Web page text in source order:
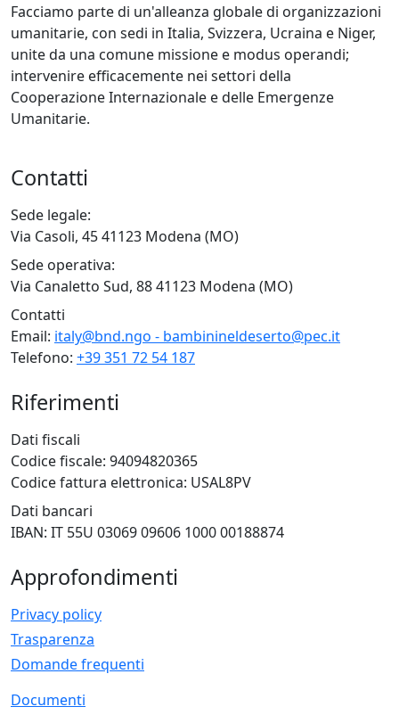
Facciamo parte di un'alleanza globale di organizzazioni
umanitarie, con sedi in Italia, Svizzera, Ucraina e Niger,
unite da una comune missione e modus operandi;
intervenire efficacemente nei settori della
Cooperazione Internazionale e delle Emergenze
Umanitarie.
Contatti
Sede legale:
Via Casoli, 45 41123 Modena (MO)
Sede operativa:
Via Canaletto Sud, 88 41123 Modena (MO)
Contatti
Email: italy@bnd.ngo - bambinineldeserto@pec.it
Telefono: +39 351 72 54 187
Riferimenti
Dati fiscali
Codice fiscale: 94094820365
Codice fattura elettronica: USAL8PV
Dati bancari
IBAN: IT 55U 03069 09606 1000 00188874
Approfondimenti
Privacy policy
Trasparenza
Domande frequenti
Documenti